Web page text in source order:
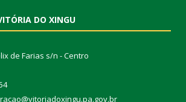
DO XINGU
de Farias s/n - Centro